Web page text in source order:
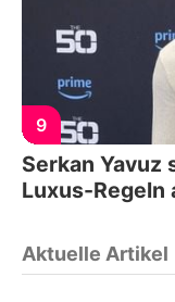
9
Serkan
Luxus-Regeln
Aktuelle Artikel